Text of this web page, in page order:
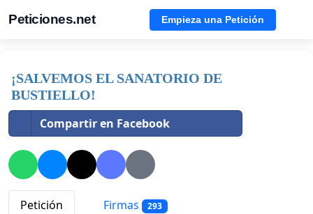
Peticiones.net Empieza una Petición
¡SALVEMOS EL SANATORIO DE
BUSTIELLO!
Compartir en Facebook
Petición Firmas 293